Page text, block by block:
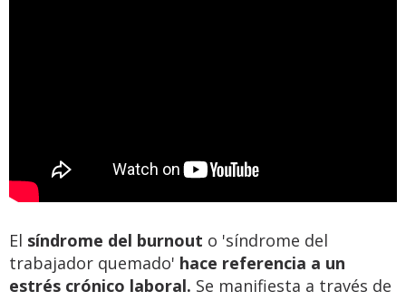
El síndrome del burnout o 'síndrome del
trabajador quemado' hace referencia a un
estrés crónico laboral. Se manifiesta a través de